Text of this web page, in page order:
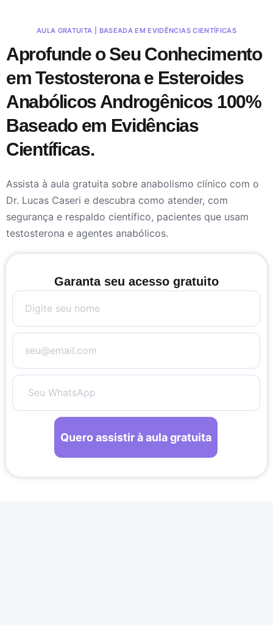
AULA GRATUITA | BASEADA EM EVIDÊNCIAS CIENTÍFICAS
Aprofunde o Seu Conhecimento
em Testosterona e Esteroides
Anabólicos Androgênicos 100%
Baseado em Evidências
Científicas.
Assista à aula gratuita sobre anabolismo clínico com o
Dr. Lucas Caseri e descubra como atender, com
segurança e respaldo científico, pacientes que usam
testosterona e agentes anabólicos.
Garanta seu acesso gratuito
Quero assistir à aula gratuita